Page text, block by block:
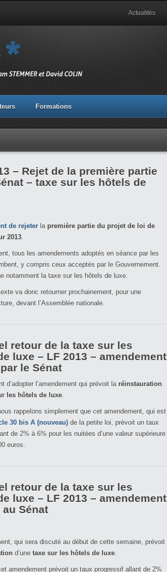
Actualités
Formations
– Rejet de la première partie
– taxe sur les hôtels de
de rejeter la première partie du projet de loi de
2013.
tous les amendements adoptés en séance par les
y compris ceux acceptés par le Gouvernement.
notamment la taxe sur les hôtels de luxe.
va donc retourner prochainement, pour une
devant l’Assemblée nationale.
retour de la taxe sur les
luxe – LF 2013 – amendement
le Sénat
d’adopter l’amendement qui prévoit la réinstauration
les hôtels de luxe.
rappelons simplement que cet amendement, qui est
30 bis A (nouveau) de la petite loi, prévoit un taux
de 2% à 6% pour les nuitées d’une valeur supérieure
euros.
retour de la taxe sur les
luxe – LF 2013 – amendement
Sénat
qui sera discuté au début de cette semaine, prévoit
d’une taxe sur les hôtels de luxe.
amendement prévoit un taux progressif allant de 2%